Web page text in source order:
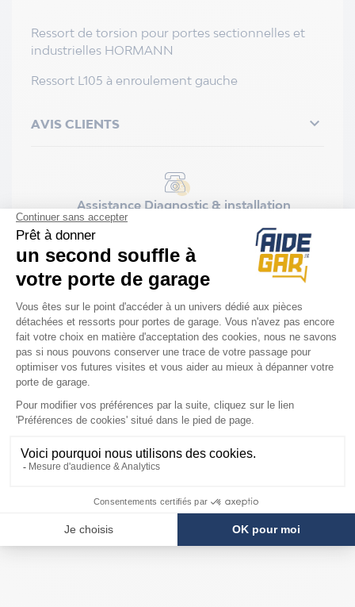
Ressort de torsion pour portes sectionnelles et
industrielles HORMANN
Ressort L105 à enroulement gauche
AVIS CLIENTS 
Assistance Diagnostic & installation
Installation rapide et facile
Votre technicien vous guide par téléphone
03 62 02 10 33